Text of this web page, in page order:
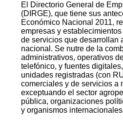
El Directorio General de
(DIRGE), que tiene sus
Económico Nacional 2011,
empresas y
de servicios que desarrollan
nacional. Se nutre de la
administrativos, operativos
telefónico, y fuentes
unidades registradas (con
comerciales y de servicios a
exceptuando el sector
pública, organizaciones
y organismos